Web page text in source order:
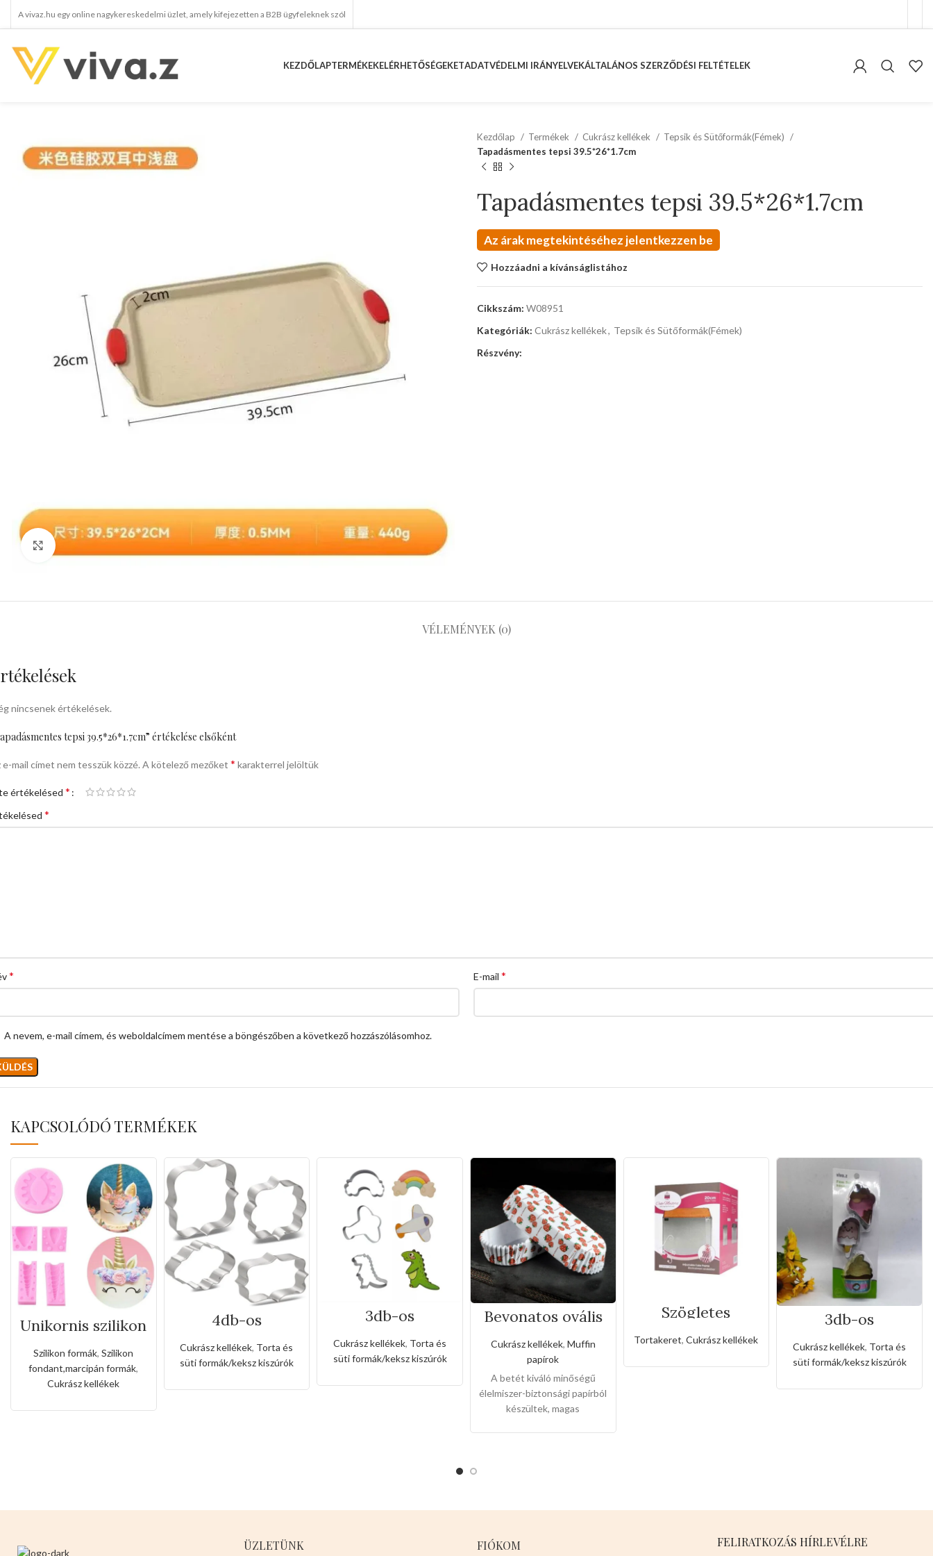
A vivaz.hu egy online nagykereskedelmi üzlet, amely kifejezetten a B2B ügyfeleknek szól
KEZDŐLAPTERMÉKEKELÉRHETŐSÉGEKETADATVÉDELMI IRÁNYELVEKÁLTALÁNOS SZERZŐDÉSI FELTÉTELEK
Kezdőlap Termékek Cukrász kellékek
Tepsik és Sütőformák(Fémek)
Tapadásmentes tepsi 39.5*26*1.7cm
Tapadásmentes tepsi 39.5*26*1.7cm
Az árak megtekintéséhez jelentkezzen be
Hozzáadni a kívánságlistához
Cikkszám: W08951
Kategóriák: Cukrász kellékek, Tepsik és Sütőformák(Fémek)
Részvény:
VÉLEMÉNYEK (0)
nincsenek értékelések.
tepsi 39.5*26*1.7cm” értékelése elsőként
e-mail címet nem tesszük közzé. A kötelező mezőket * karakterrel jelöltük
értékelésed *
*
* E-mail *
A nevem, e-mail címem, és weboldalcímem mentése a böngészőben a következő hozzászólásomhoz.
KAPCSOLÓDÓ TERMÉKEK
Unikornis szilikon
fondant forma
Szilikon formák,Szilikon
fondant,marcipán formák,
Cukrász kellékek
4db-os
kiszúró készlet
Cukrász kellékek, Torta és
süti formák/keksz kiszúrók
3db-os
kiszúró készlet
dinó,repülőgép és
szivárvány alakkal
Cukrász kellékek, Torta és
süti formák/keksz kiszúrók
Bevonatos ovális
muffinokhoz(50db
-os)
Cukrász kellékek, Muffin
papírok
A betét kiváló minőségű
élelmiszer-biztonsági papírból
készültek, magas
cm.Színei:
Szögletes
rozsdamentes
állítható
sütőkeret-20cm
Tortakeret,Cukrász kellékek
3db-os
rozsdamentes
kiszúró készlet
fagyi és muffin
alakkal
Cukrász kellékek, Torta és
süti formák/keksz kiszúrók
ÜZLETÜNK FIÓKOM FELIRATKOZÁS HÍRLEVÉLRE